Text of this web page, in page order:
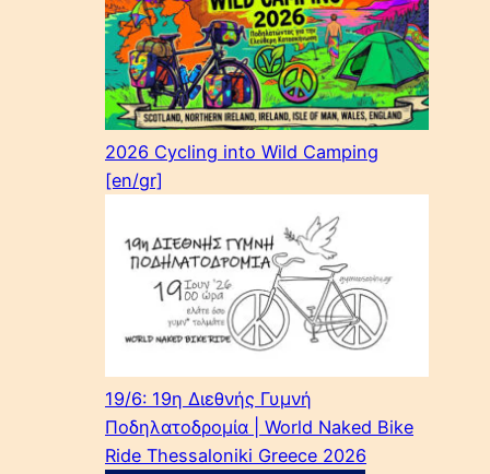
2026 Cycling into Wild Camping
[en/gr]
19/6: 19η Διεθνής Γυμνή
Ποδηλατοδρομία | World Naked Bike
Ride Thessaloniki Greece 2026